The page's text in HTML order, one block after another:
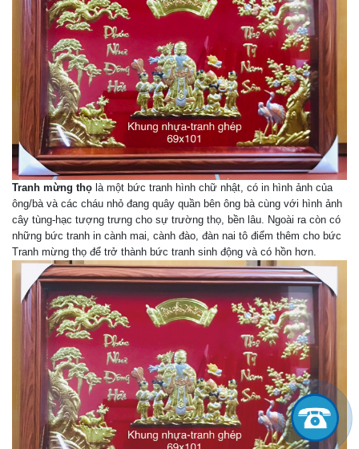
Tranh mừng thọ là một bức tranh hình chữ nhật, có in hình ảnh của
ông/bà và các cháu nhỏ đang quây quần bên ông bà cùng với hình ảnh
cây tùng-hạc tượng trưng cho sự trường thọ, bền lâu. Ngoài ra còn có
những bức tranh in cành mai, cành đào, đàn nai tô điểm thêm cho bức
Tranh mừng thọ để trở thành bức tranh sinh động và có hồn hơn.